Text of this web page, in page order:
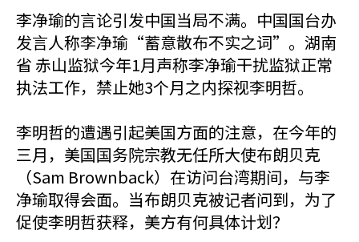
李净瑜的言论引发中国当局不满。中国国台办
发言人称李净瑜“蓄意散布不实之词”。湖南
省 赤山监狱今年1月声称李净瑜干扰监狱正常
执法工作，禁止她3个月之内探视李明哲。
李明哲的遭遇引起美国方面的注意，在今年的
三月，美国国务院宗教无任所大使布朗贝克
（Sam Brownback）在访问台湾期间，与李
净瑜取得会面。当布朗贝克被记者问到，为了
促使李明哲获释，美方有何具体计划？